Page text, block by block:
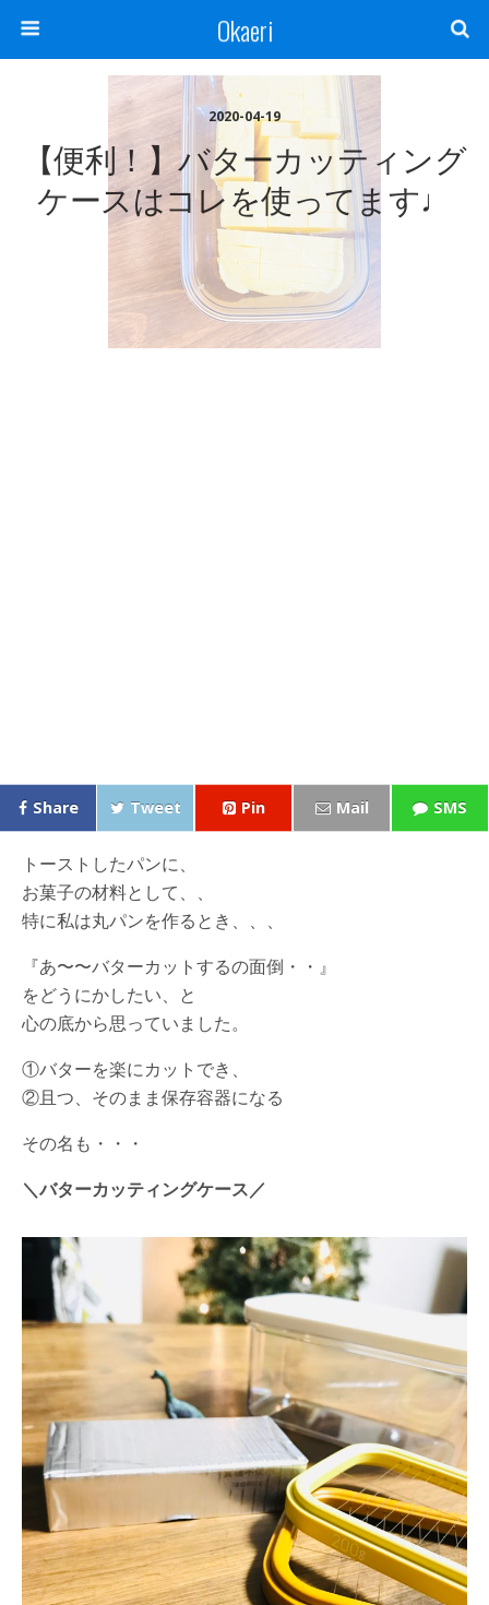
Okaeri
2020-04-19
【便利！】バターカッティング
ケースはコレを使ってます♩
Share Tweet Pin Mail SMS
トーストしたパンに、
お菓子の材料として、、
特に私は丸パンを作るとき、、、
『あ〜〜バターカットするの面倒・・』
をどうにかしたい、と
心の底から思っていました。
①バターを楽にカットでき、
②且つ、そのまま保存容器になる
その名も・・・
＼バターカッティングケース／